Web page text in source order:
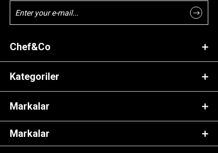
Chef&Co
Kategoriler
Markalar
Markalar